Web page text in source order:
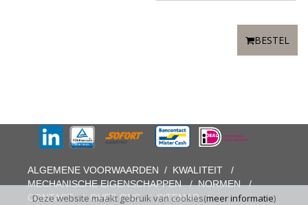
BESTEL
Deze website maakt gebruik van cookies(meer informatie)
ALGEMENE VOORWAARDEN / KWALITEIT
/
MECHANISCHE EIGENSCHAPPEN/NORMEN/
CONTACT/OVER ONS/SITEMAP/